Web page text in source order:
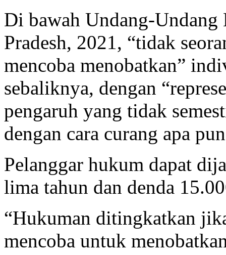
Di bawah Undang-
Pradesh, 2021, “tidak
mencoba menobatkan”
sebaliknya, dengan
pengaruh yang tidak
dengan cara curang apa
Pelanggar hukum dapat
lima tahun dan denda
“Hukuman ditingkatkan
mencoba untuk